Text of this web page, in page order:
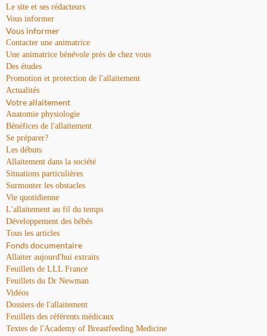
Le site et ses rédacteurs
Vous informer
Vous informer
Contacter une animatrice
Une animatrice bénévole près de chez vous
Des études
Promotion et protection de l'allaitement
Actualités
Votre allaitement
Anatomie physiologie
Bénéfices de l'allaitement
Se préparer?
Les débuts
Allaitement dans la société
Situations particulières
Surmonter les obstacles
Vie quotidienne
L'allaitement au fil du temps
Développement des bébés
Tous les articles
Fonds documentaire
Allaiter aujourd'hui extraits
Feuillets de LLL France
Feuillets du Dr Newman
Vidéos
Dossiers de l'allaitement
Feuillets des référents médicaux
Textes de l'Academy of Breastfeeding Medicine